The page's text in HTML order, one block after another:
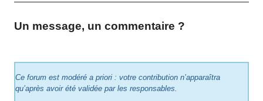
Un message, un commentaire ?
Ce forum est modéré a priori : votre contribution n’apparaîtra
qu’après avoir été validée par les responsables.